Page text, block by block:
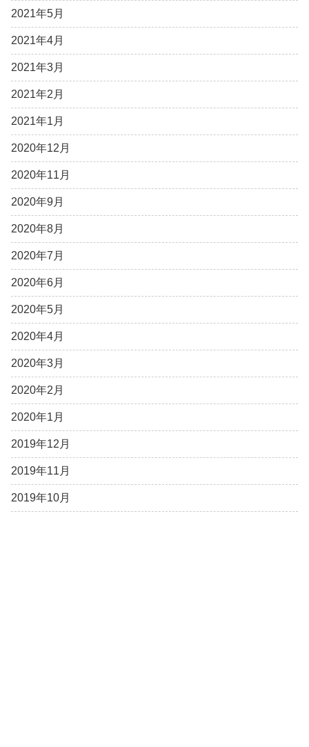
2021年5月
2021年4月
2021年3月
2021年2月
2021年1月
2020年12月
2020年11月
2020年9月
2020年8月
2020年7月
2020年6月
2020年5月
2020年4月
2020年3月
2020年2月
2020年1月
2019年12月
2019年11月
2019年10月